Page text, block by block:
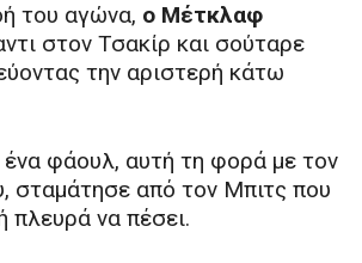
του αγώνα, ο Μέτκλαφ
στον Τσακίρ και σούταρε
την αριστερή κάτω
ένα φάουλ, αυτή τη φορά με τον
σταμάτησε από τον Μπιτς που
πλευρά να πέσει.